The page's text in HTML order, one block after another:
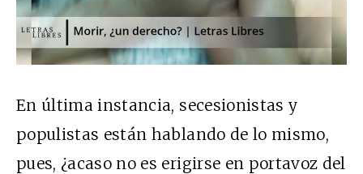
En última instancia, secesionistas y
populistas están hablando de lo mismo,
pues, ¿acaso no es erigirse en portavoz del